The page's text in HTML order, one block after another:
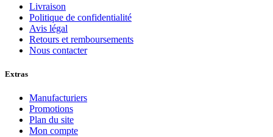
Livraison
Politique de confidentialité
Avis légal
Retours et remboursements
Nous contacter
Extras
Manufacturiers
Promotions
Plan du site
Mon compte